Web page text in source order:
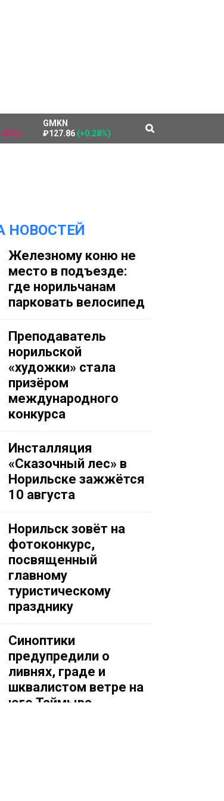
GMKN
₽127.86 (+0.28%)
НОВОСТЕЙ
Железному коню не
место в подъезде:
где норильчанам
парковать велосипед
Преподаватель
норильской
«художки» стала
призёром
международного
конкурса
Инсталляция
«Сказочный лес» в
Норильске зажжётся
10 августа
Норильск зовёт на
фотоконкурс,
посвященный
главному
туристическому
празднику
Синоптики
предупредили о
ливнях, граде и
шквалистом ветре на
юге Таймыра